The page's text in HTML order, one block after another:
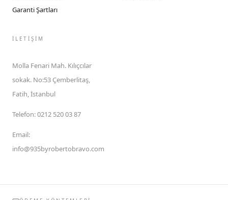
Garanti Şartları
İLETIŞIM
Molla Fenari Mah. Kılıçcılar
sokak. No:53 Çemberlitaş,
Fatih, İstanbul
Telefon:0212 520 03 87
Email:
info@935byrobertobravo.com